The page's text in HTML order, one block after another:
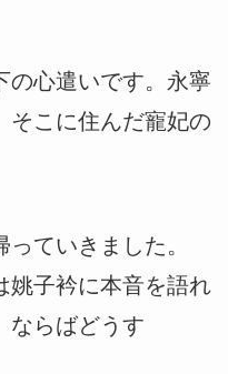
の心遣いです。永寧
そこに住んだ寵妃の
ていきました。
姚子衿に本音を語れ
ならばどうす